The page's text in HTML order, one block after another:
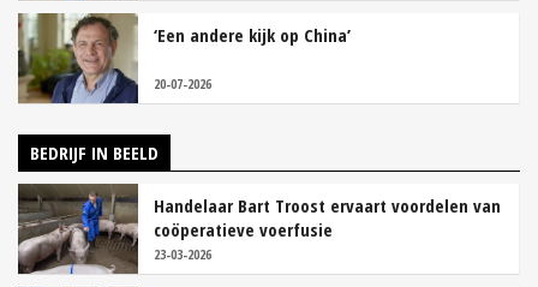
‘Een andere kijk op China’
20-07-2026
BEDRIJF IN BEELD
Handelaar Bart Troost ervaart voordelen van
coöperatieve voerfusie
23-03-2026